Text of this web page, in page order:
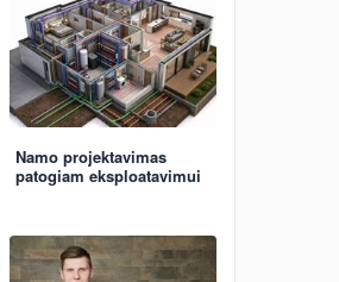
Namo projektavimas
patogiam eksploatavimui